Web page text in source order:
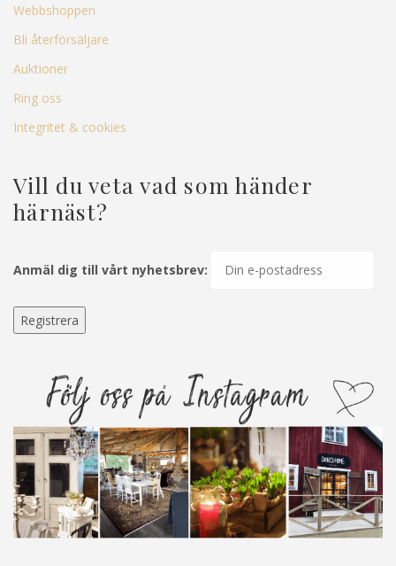
Webbshoppen
Bli återförsäljare
Auktioner
Ring oss
Integritet & cookies
Vill du veta vad som händer
härnäst?
Anmäl dig till vårt nyhetsbrev: